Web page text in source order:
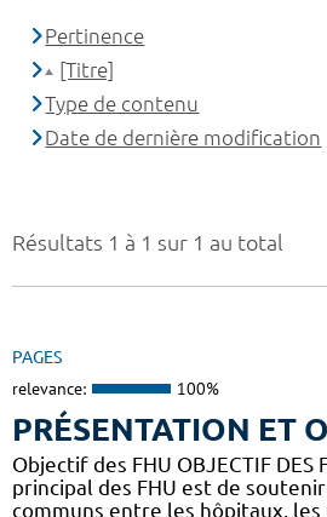
Résultats 1 à 1 sur 1 au total
PAGES
relevance: 100%
PRÉSENTATION ET
Objectif des FHU OBJECTIF DES
principal des FHU est de
communs entre les hôpitaux, les
Pertinence
[Titre]
Type de contenu
Date de dernière modification